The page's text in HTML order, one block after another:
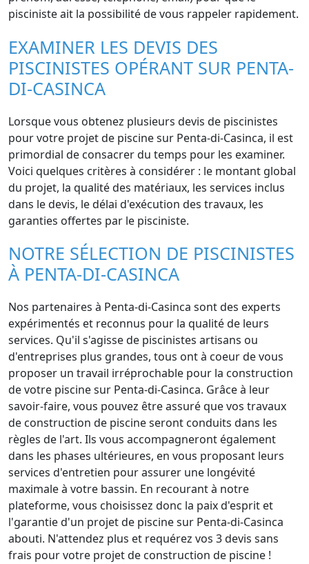
pisciniste ait la possibilité de vous rappeler rapidement.
EXAMINER LES DEVIS DES
PISCINISTES OPÉRANT SUR PENTA-
DI-CASINCA
Lorsque vous obtenez plusieurs devis de piscinistes
pour votre projet de piscine sur Penta-di-Casinca, il est
primordial de consacrer du temps pour les examiner.
Voici quelques critères à considérer : le montant global
du projet, la qualité des matériaux, les services inclus
dans le devis, le délai d'exécution des travaux, les
garanties offertes par le pisciniste.
NOTRE SÉLECTION DE PISCINISTES
À PENTA-DI-CASINCA
Nos partenaires à Penta-di-Casinca sont des experts
expérimentés et reconnus pour la qualité de leurs
services. Qu'il s'agisse de piscinistes artisans ou
d'entreprises plus grandes, tous ont à coeur de vous
proposer un travail irréprochable pour la construction
de votre piscine sur Penta-di-Casinca. Grâce à leur
savoir-faire, vous pouvez être assuré que vos travaux
de construction de piscine seront conduits dans les
règles de l'art. Ils vous accompagneront également
dans les phases ultérieures, en vous proposant leurs
services d'entretien pour assurer une longévité
maximale à votre bassin. En recourant à notre
plateforme, vous choisissez donc la paix d'esprit et
l'garantie d'un projet de piscine sur Penta-di-Casinca
abouti. N'attendez plus et requérez vos 3 devis sans
frais pour votre projet de construction de piscine !